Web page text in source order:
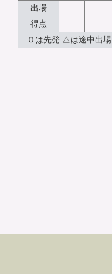
出場
得点
Ｏは先発 △は途中出場